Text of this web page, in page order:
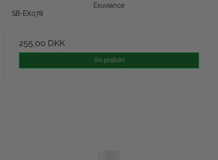
Exuviance
SB-EX078
255,00 DKK
Vis produkt